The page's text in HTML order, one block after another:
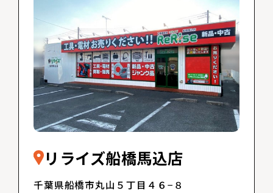
リライズ船橋馬込店
千葉県船橋市丸山５丁目４６−８